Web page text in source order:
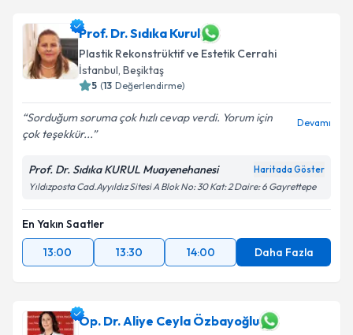
takvim hazırlandığında e-posta ile bilgilendireceğiz.
E-posta Adresiniz
Kişisel verilerimin işlenmesine ilişkin
kapsamda işlenmesini kabul ediyorum.
Prof. Dr. Sıdıka Kurul
Plastik Rekonstrüktif ve Estetik Cerrahi
İstanbul, Beşiktaş
5 (13 Değerlendirme)
Sorduğum soruma çok hızlı cevap verdi. Yorum için
çok teşekkür...
Devamı
Prof. Dr. Sıdıka KURUL Muayenehanesi Haritada Göster
Yıldızposta Cad.Ayyıldız Sitesi A Blok No: 30 Kat: 2 Daire: 6 Gayrettepe
En Yakın Saatler
13:00
13:30 14:00 Daha Fazla
Op. Dr. Aliye Ceyla Özbayoğlu